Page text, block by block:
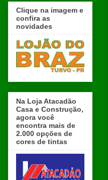
Clique na imagem e
confira as
novidades
Na Loja Atacadão
Casa e Construção,
agora você
encontra mais de
2.000 opções de
cores de tintas